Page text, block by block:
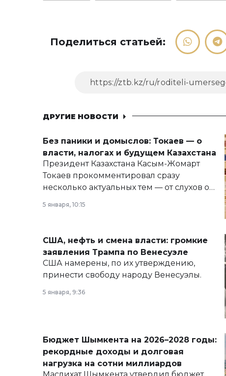
Поделиться статьей:
ДРУГИЕ НОВОСТИ
Без паники и домыслов: Токаев — о
власти, налогах и будущем Казахстана
Президент Казахстана Касым-Жомарт
Токаев прокомментировал сразу
несколько актуальных тем — от слухов о
армии, экономики и личного здоровья.
5 января, 10:15
США, нефть и смена власти: громкие
заявления Трампа по Венесуэле
США намерены, по их утверждению,
принести свободу народу Венесуэлы.
5 января, 9:36
Бюджет Шымкента на 2026–2028 годы:
рекордные доходы и долговая
нагрузка на сотни миллиардов